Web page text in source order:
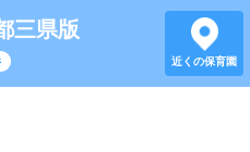
三県版
近くの保育園